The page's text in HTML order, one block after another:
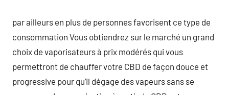
par ailleurs en plus de personnes favorisent ce type de
consommation Vous obtiendrez sur le marché un grand
choix de vaporisateurs à prix modérés qui vous
permettront de chauffer votre CBD de façon douce et
progressive pour qu’il dégage des vapeurs sans se